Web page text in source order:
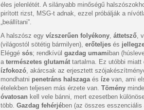
éles jelenlétét. A silányabb minőségű
pirított rizst, MSG-t adnak, ezzel próbálják a
„beállítani”.
A halszósz egy vízszerűen folyékony, áttetsző,
(világostól sötétig bármilyen), erőteljes és
Eléggé sós; rendkívül gazdag umami ban
a természetes glutamát tartalma. Ez utóbbi miatt
ízfokozó, akárcsak az erjesztett
mondhatni penetráns halszagaés íze van, ami
ételekben teljesen más érzete van. Tömény
óvatosan kell vele bánni, mert ezesetben
több. Gazdag fehérjében (az összes